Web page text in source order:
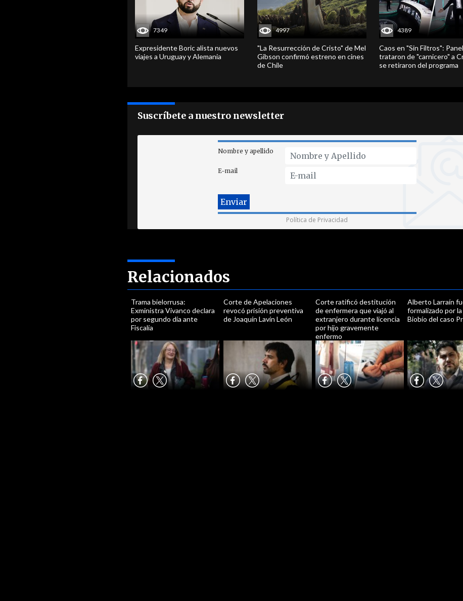
7349
Expresidente Boric alista nuevos
viajes a Uruguay y Alemania
4997
"La Resurrección de Cristo" de Mel
Gibson confirmó estreno en cines
de Chile
4389
Caos en "Sin Filtros":
trataron de "carnicero" a
se retiraron del programa
Suscríbete a nuestro newsletter
Nombre y apellido
E-mail
Política de Privacidad
Relacionados
Trama bielorrusa:
Exministra Vivanco declara
por segundo día ante
Fiscalía
Corte de Apelaciones
revocó prisión preventiva
de Joaquín Lavín León
Corte ratificó destitución
de enfermera que viajó al
extranjero durante licencia
por hijo gravemente
enfermo
Alberto Larraín
formalizado por
Biobío del caso